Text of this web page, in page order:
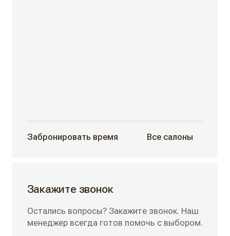
Забронировать время Все салоны
Закажите звонок
Остались вопросы? Закажите звонок. Наш
менеджер всегда готов помочь с выбором.